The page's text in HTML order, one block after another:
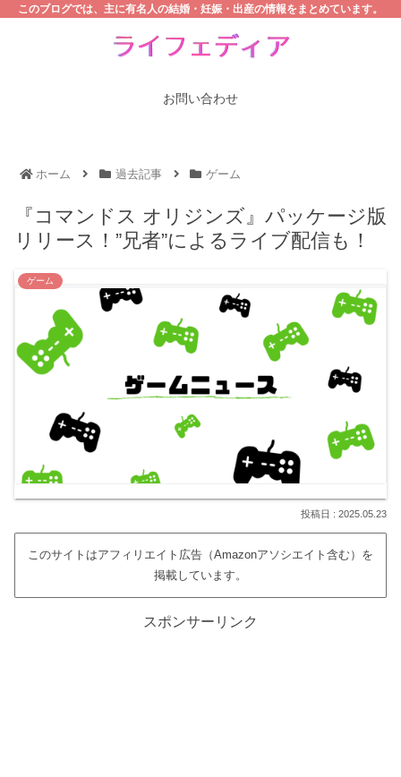
このブログでは、主に有名人の結婚・妊娠・出産の情報をまとめています。
お問い合わせ
ホーム 過去記事 ゲーム
『コマンドス オリジンズ』パッケージ版
リリース！”兄者”によるライブ配信も！
ゲーム
2025.05.23
このサイトはアフィリエイト広告（Amazonアソシエイト含む）を
掲載しています。
スポンサーリンク